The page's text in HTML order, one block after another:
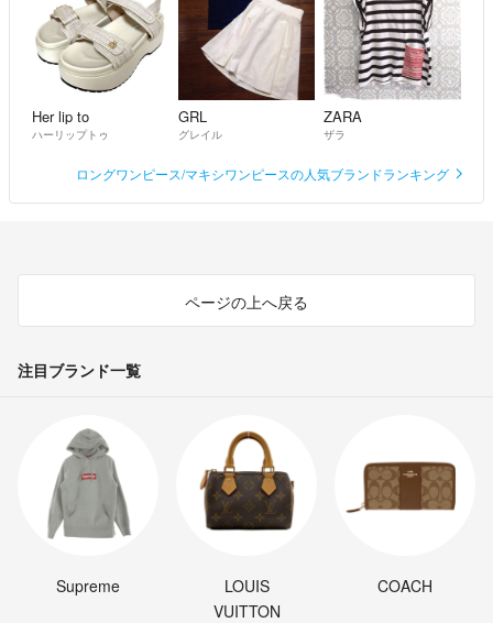
Her lip to
ハーリップトゥ
GRL
グレイル
ZARA
ザラ
ロングワンピース/マキシワンピースの人気ブランドランキング
ページの上へ戻る
注目ブランド一覧
Supreme
LOUIS
VUITTON
COACH